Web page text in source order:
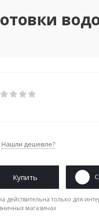
Нашли дешевле?
Купить
действительна только для
магазинах